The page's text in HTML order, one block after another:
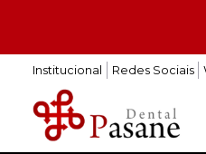
Institucional Redes Sociais